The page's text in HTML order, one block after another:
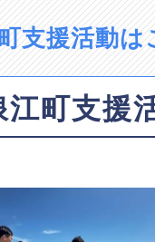
支援活動は
江町支援